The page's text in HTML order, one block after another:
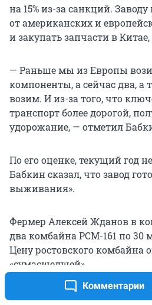
Комментарии
на 15%из-за санкций.
от американских и
и закупать запчасти в
— Раньше мы из Европы
компоненты, а сейчас два, а
возим. И из-за того, что
транспорт более дорогой,
удорожание, — отметил
По его оценке, текущий год
Бабкин сказал, что завод
выживания».
Фермер Алексей Жданов в
два комбайна РСМ-161 по30
Цену ростовского комбайна
«сумасшедшей».
Одна и та же модель